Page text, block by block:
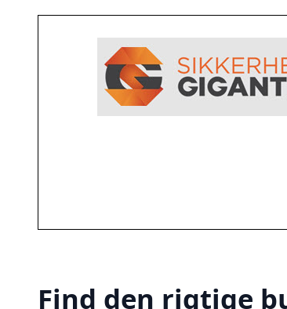
Find den rigtige